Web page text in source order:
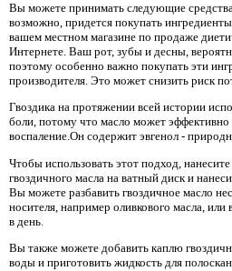
Вы можете принимать следующие
возможно, придется покупать
вашем местном магазине по продаже
Интернете. Ваш рот, зубы и десны,
поэтому особенно важно покупать эти
производителя. Это может снизить риск
Гвоздика на протяжении всей истории
боли, потому что масло может
воспаление.Он содержит эвгенол -
Чтобы использовать этот подход,
гвоздичного масла на ватный диск и
Вы можете разбавить гвоздичное масло
носителя, например оливкового масла, или
в день.
Вы также можете добавить каплю
воды и приготовить жидкость для